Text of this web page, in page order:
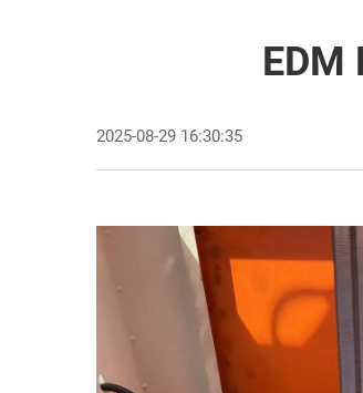
EDM
2025-08-29 16:30:35